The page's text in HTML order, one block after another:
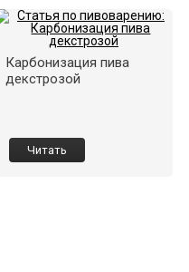
Карбонизация пива
декстрозой
Читать